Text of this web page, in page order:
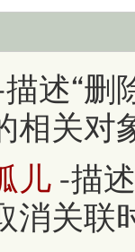
述“删
相关对
儿 -描
消关联